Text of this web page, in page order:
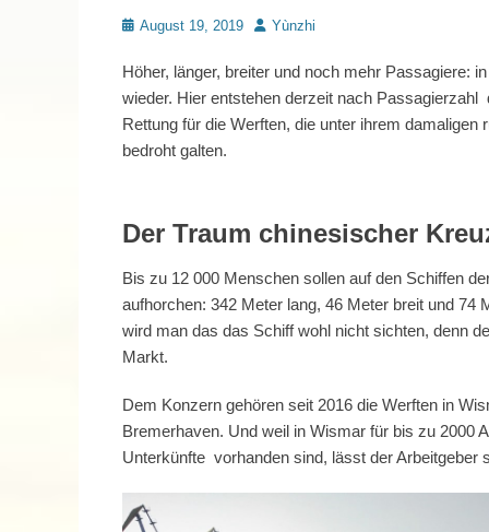
Posted
August 19, 2019 AutorYùnzhi
Höher, länger, breiter und noch mehr Passagiere:
wieder. Hier entstehen derzeit nach
Rettung für die Werften, die unter ihrem
bedroht galten.
Der Traum chinesischer
Bis zu 12 000 Menschen sollen auf den Schiffen
aufhorchen: 342 Meter lang, 46 Meter breit und 74
wird man das das Schiff wohl nicht sichten, denn
Markt.
Dem Konzern gehören seit 2016 die Werften in
Bremerhaven. Und weil in Wismar für bis zu 2000
Unterkünfte vorhanden sind, lässt der